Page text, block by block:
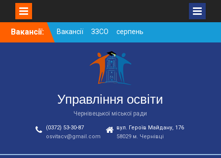
SkipВакансії:
Вакансії ЗЗСО серпень
2026
Вакансії ЗЗСО червень
Вакансії у ЗДО та
дошкільних підрозділах
ЗЗСО станом на
01.08.2026 р.
Управління освіти
Чернівецької міської ради
(0372) 53-30-87
osvitacv@gmail.com
вул. Героїв Майдану, 176
58029 м. Чернівці